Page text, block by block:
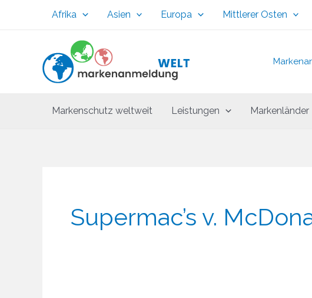
Afrika Asien Europa Mittlerer Osten
Markenschutz weltweit Leistungen Markenländer
Supermac’s v.